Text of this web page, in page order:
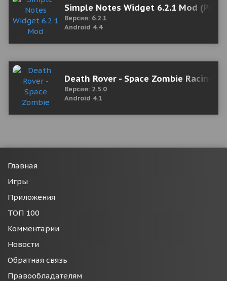
Simple Notes Widget 6.2.1 Mod
Версия: 6.2.1
Android 4.4
Death Rover - Space Zombie Racing
Версия: 2.5.0
Android 4.1
Главная
Игры
Приложения
ТОП 100
Комментарии
Новости
Обратная связь
Правообладателям